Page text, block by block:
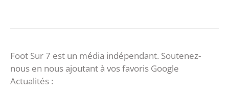
Foot Sur 7 est un média indépendant. Soutenez-
nous en nous ajoutant à vos favoris Google
Actualités :